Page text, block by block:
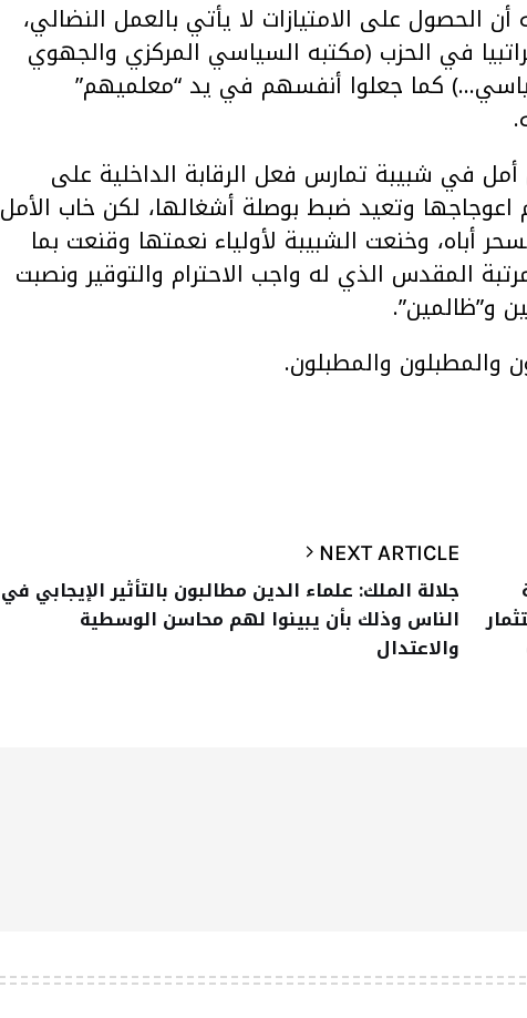
الحصول على الامتيازات لا يأتي بالعمل النضالي،
في الحزب (مكتبه السياسي المركزي والجهوي
كما جعلوا أنفسهم في يد “معلميهم”
في شبيبة تمارس فعل الرقابة الداخلية على
اعوجاجها وتعيد ضبط بوصلة أشغالها، لكن خاب الأمل
أباه، وخنعت الشبيبة لأولياء نعمتها وقنعت بما
المقدس الذي له واجب الاحترام والتوقير ونصبت
و”ظالمين”.
والمطبلون والمطبلون.
NEXT ARTICLE
جلالة الملك: علماء الدين مطالبون بالتأثير الإيجابي في
الناس وذلك بأن يبينوا لهم محاسن الوسطية
والاعتدال